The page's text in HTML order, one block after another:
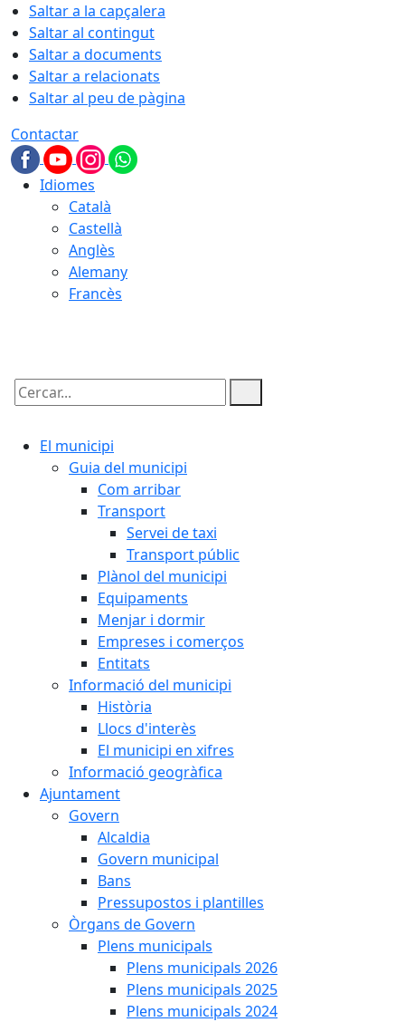
Saltar a la capçalera
Saltar al contingut
Saltar a documents
Saltar a relacionats
Saltar al peu de pàgina
Contactar
Idiomes
Català
Castellà
Anglès
Alemany
Francès
Cercar:
El municipi
Guia del municipi
Com arribar
Transport
Servei de taxi
Transport públic
Plànol del municipi
Equipaments
Menjar i dormir
Empreses i comerços
Entitats
Informació del municipi
Història
Llocs d'interès
El municipi en xifres
Informació geogràfica
Ajuntament
Govern
Alcaldia
Govern municipal
Bans
Pressupostos i plantilles
Òrgans de Govern
Plens municipals
Plens municipals 2026
Plens municipals 2025
Plens municipals 2024